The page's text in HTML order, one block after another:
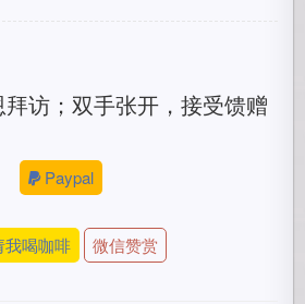
访；双手张开，接受馈赠
Paypal
我喝咖啡 微信赞赏